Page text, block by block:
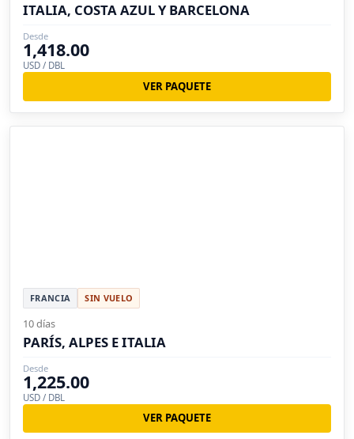
ITALIA, COSTA AZUL Y BARCELONA
Desde
1,418.00
USD / DBL
VER PAQUETE
FRANCIA SIN VUELO
10 días
PARÍS, ALPES E ITALIA
Desde
1,225.00
USD / DBL
VER PAQUETE